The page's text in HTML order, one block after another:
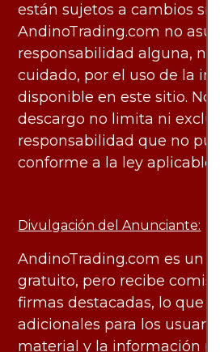
están sujetos a cambios sin
AndinoTrading.com no
responsabilidad alguna, ni
cuidado, por el uso de la
disponible en este sitio. No
descargo no limita ni
responsabilidad que no
conforme a la ley aplicable.
Divulgación del Anunciante:
AndinoTrading.com es un
gratuito, pero recibe
firmas destacadas, lo que
adicionales para los
material y la información